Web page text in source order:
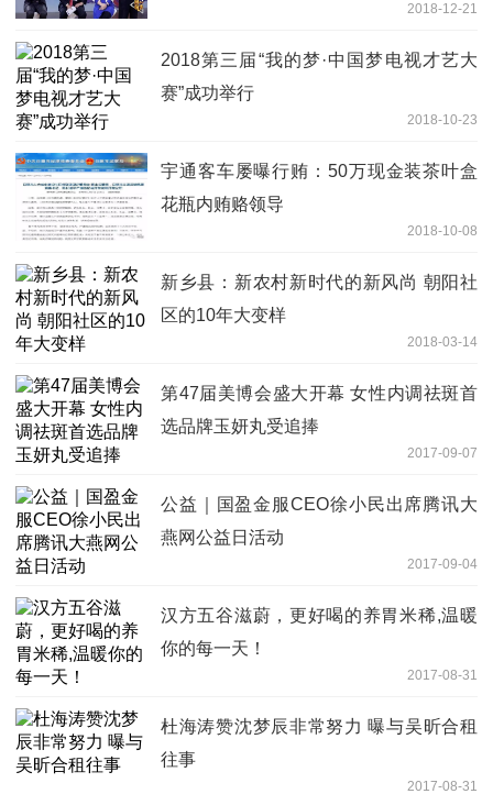
2018-12-21
2018第三届“我的梦·中国梦电视才艺大
赛”成功举行
2018-10-23
宇通客车屡曝行贿：50万现金装茶叶盒
花瓶内贿赂领导
2018-10-08
新乡县：新农村新时代的新风尚 朝阳社
区的10年大变样
2018-03-14
第47届美博会盛大开幕 女性内调祛斑首
选品牌玉妍丸受追捧
2017-09-07
公益｜国盈金服CEO徐小民出席腾讯大
燕网公益日活动
2017-09-04
汉方五谷滋蔚，更好喝的养胃米稀,温暖
你的每一天！
2017-08-31
杜海涛赞沈梦辰非常努力 曝与吴昕合租
往事
2017-08-31